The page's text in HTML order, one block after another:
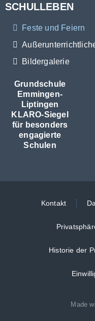
SCHULLEBEN
Feste und Feiern
Bildergalerie
Grundschule
Emmingen-
Liptingen
KLARO-Siegel
für besonders
engagierte
Schulen
Kontakt
Historie der
Made